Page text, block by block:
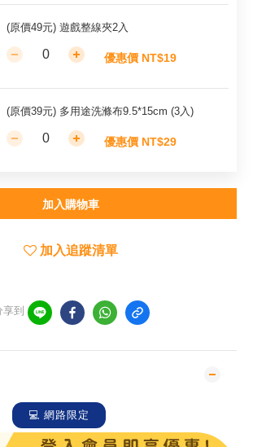
(原價49元) 遊戲整線夾2入
優惠價 NT$19
(原價39元) 多用途洗滌布9.5*15cm (3入)
優惠價 NT$29
加入購物車
加入追蹤清單
享到
💻 網路限定